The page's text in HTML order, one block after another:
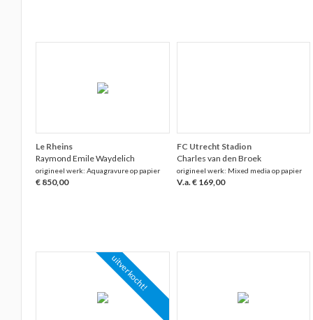
Le Rheins
Raymond Emile Waydelich
origineel werk: Aquagravure op papier
€ 850,00
FC Utrecht Stadion
Charles van den Broek
origineel werk: Mixed media op papier
V.a. € 169,00
uitverkocht!